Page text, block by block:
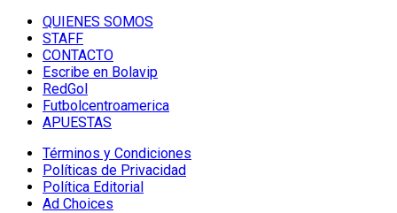
QUIENES SOMOS
STAFF
CONTACTO
Escribe en Bolavip
RedGol
Futbolcentroamerica
APUESTAS
Términos y Condiciones
Políticas de Privacidad
Política Editorial
Ad Choices